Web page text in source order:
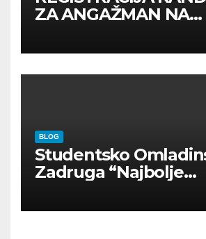
ZA ANGAŽMAN NA
BLOG
Studentsko
Zadruga “Najbolje